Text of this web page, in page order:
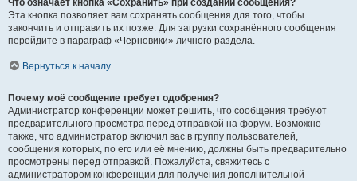
Что означает кнопка «Сохранить» при создании сообщения?
Эта кнопка позволяет вам сохранять сообщения для того, чтобы
закончить и отправить их позже. Для загрузки сохранённого сообщения
перейдите в параграф «Черновики» личного раздела.
Вернуться к началу
Почему моё сообщение требует одобрения?
Администратор конференции может решить, что сообщения требуют
предварительного просмотра перед отправкой на форум. Возможно
также, что администратор включил вас в группу пользователей,
сообщения которых, по его или её мнению, должны быть предварительно
просмотрены перед отправкой. Пожалуйста, свяжитесь с
администратором конференции для получения дополнительной